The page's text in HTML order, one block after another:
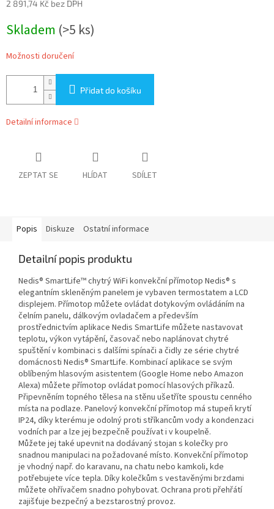
2 891,74 Kč bez DPH
cena:
Skladem (>5 ks)
Možnosti doručení
Přidat do košíku
Detailní informace
ZEPTAT SE HLÍDAT SDÍLET
Popis Diskuze Ostatní informace
Detailní popis produktu
Nedis® SmartLife™ chytrý WiFi konvekční přímotop Nedis® s
elegantním skleněným panelem je vybaven termostatem a LCD
displejem. Přímotop můžete ovládat dotykovým ovládáním na
čelním panelu, dálkovým ovladačem a především
prostřednictvím aplikace Nedis SmartLife můžete nastavovat
teplotu, výkon vytápění, časovač nebo naplánovat chytré
spuštění v kombinaci s dalšími spínači a čidly ze série chytré
domácnosti Nedis® SmartLife. Kombinací aplikace se svým
oblíbeným hlasovým asistentem (Google Home nebo Amazon
Alexa) můžete přímotop ovládat pomocí hlasových příkazů.
Připevněním topného tělesa na stěnu ušetříte spoustu cenného
místa na podlaze. Panelový konvekční přímotop má stupeň krytí
IP24, díky kterému je odolný proti stříkancům vody a kondenzaci
vodních par a lze jej bezpečně používat i v koupelně.
Můžete jej také upevnit na dodávaný stojan s kolečky pro
snadnou manipulaci na požadované místo. Konvekční přímotop
je vhodný např. do karavanu, na chatu nebo kamkoli, kde
potřebujete více tepla. Díky kolečkům s vestavěnými brzdami
můžete ohřívačem snadno pohybovat. Ochrana proti přehřátí
zajišťuje bezpečný a bezstarostný provoz.